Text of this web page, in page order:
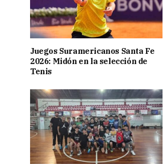
Juegos Suramericanos Santa Fe
2026: Midón en la selección de
Tenis